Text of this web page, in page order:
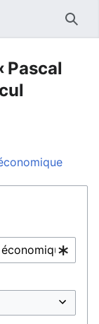
Pascal